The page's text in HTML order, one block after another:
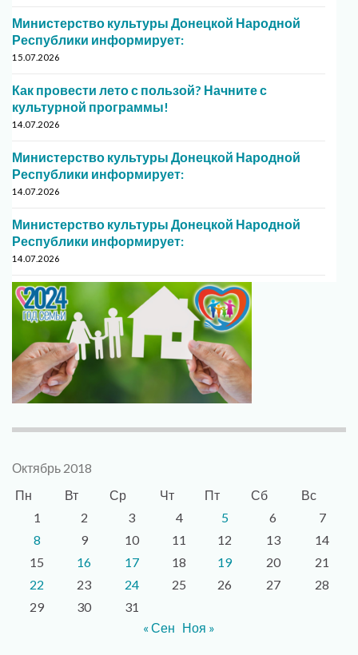
Министерство культуры Донецкой Народной
Республики информирует:
15.07.2026
Как провести лето с пользой? Начните с
культурной программы!
14.07.2026
Министерство культуры Донецкой Народной
Республики информирует:
14.07.2026
Министерство культуры Донецкой Народной
Республики информирует:
14.07.2026
Октябрь 2018
Пн
Вт Ср Чт Пт Сб
Вс
1
2 3 4 5 6
7
8
9 10 11 12 13
14
15
16 17 18 19 20
21
22
23 24 25 26 27
28
29
30
31
« Сен Ноя »